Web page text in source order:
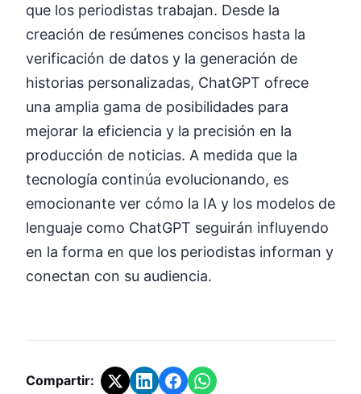
que los periodistas trabajan. Desde la
creación de resúmenes concisos hasta la
verificación de datos y la generación de
historias personalizadas, ChatGPT ofrece
una amplia gama de posibilidades para
mejorar la eficiencia y la precisión en la
producción de noticias. A medida que la
tecnología continúa evolucionando, es
emocionante ver cómo la IA y los modelos de
lenguaje como ChatGPT seguirán influyendo
en la forma en que los periodistas informan y
conectan con su audiencia.
Compartir: